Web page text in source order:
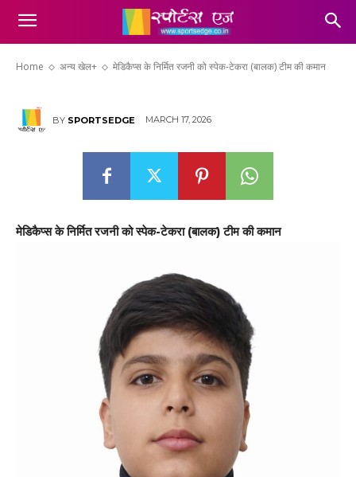
Home अन्य खेल+ मेडिकैप्स के निर्मित रजनी को स्पेक-टेकरा (बालक) टीम की कमान
मेडिकैप्स के निर्मित रजनी को स्पेक-टेकरा (बालक)
टीम की कमान
BY SPORTSEDGE MARCH 17, 2026
मेडिकैप्स के निर्मित रजनी को स्पेक-टेकरा (बालक) टीम की कमान